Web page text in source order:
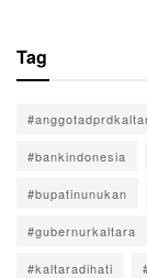
Tag
#bankindonesia
#bupatinunukan
#gubernurkaltara
#kaltaradihati